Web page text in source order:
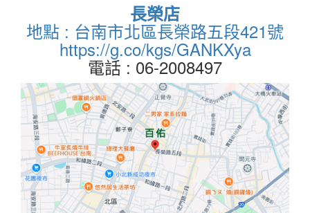
長榮店
地點 : 台南市北區長榮路五段421號
https://g.co/kgs/GANKXya
電話 : 06-2008497